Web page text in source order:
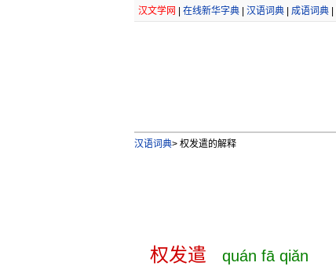
汉文学网 在线新华字典| 汉语词典| 成语词典|
汉语词典>权发遣的解释
权发遣 quán fā qiǎn